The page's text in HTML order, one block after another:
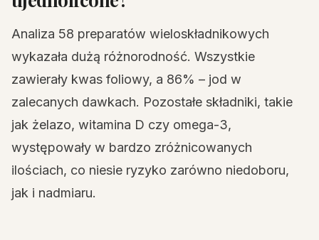
Analiza 58 preparatów wieloskładnikowych
wykazała dużą różnorodność. Wszystkie
zawierały kwas foliowy, a 86% – jod w
zalecanych dawkach. Pozostałe składniki, takie
jak żelazo, witamina D czy omega-3,
występowały w bardzo zróżnicowanych
ilościach, co niesie ryzyko zarówno niedoboru,
jak i nadmiaru.